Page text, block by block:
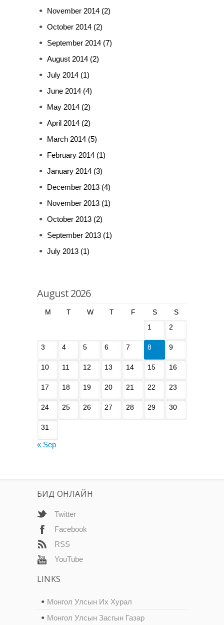
November 2014 (2)
October 2014 (2)
September 2014 (7)
August 2014 (2)
July 2014 (1)
June 2014 (4)
May 2014 (2)
April 2014 (2)
March 2014 (5)
February 2014 (1)
January 2014 (3)
December 2013 (4)
November 2013 (1)
October 2013 (2)
September 2013 (1)
July 2013 (1)
August 2026
M T W T F S
S
1
2
3 4 5 6 7 8 9
10 11 12 13 14 15 16
17 18 19 20 21 22 23
24 25 26 27 28 29 30
31
« Sep
БИД ОНЛАЙН
Twitter
Facebook
RSS
YouTube
LINKS
Монгол Улсын Их Хурал
Монгол Улсын Засгын Газар